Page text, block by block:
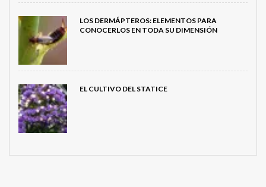
LOS DERMÁPTEROS: ELEMENTOS PARA
CONOCERLOS EN TODA SU DIMENSIÓN
EL CULTIVO DEL STATICE